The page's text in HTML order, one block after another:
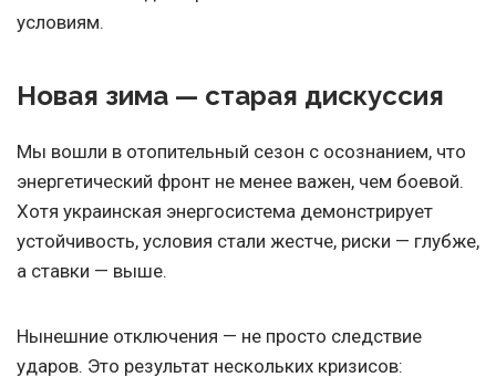
условиям.
Новая зима — старая дискуссия
Мы вошли в отопительный сезон с осознанием, что
энергетический фронт не менее важен, чем боевой.
Хотя украинская энергосистема демонстрирует
устойчивость, условия стали жестче, риски — глубже,
а ставки — выше.
Нынешние отключения — не просто следствие
ударов. Это результат нескольких кризисов: